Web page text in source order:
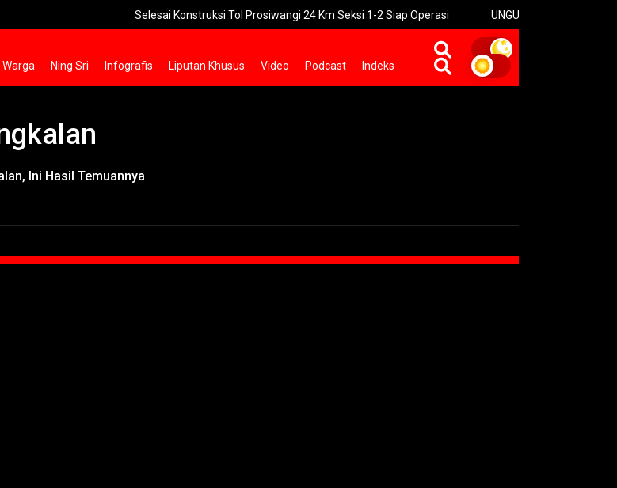
Selesai Konstruksi Tol Prosiwangi 24 Km Seksi 1-2 Siap Operasi UNGU Rilis Video Musik “Utara-
Ning Sri Infografis Liputan Khusus Video Podcast Indeks
Ini Hasil Temuannya